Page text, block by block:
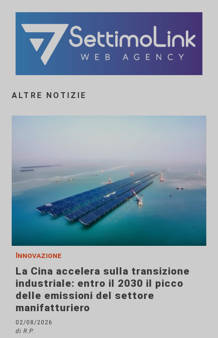
ALTRE NOTIZIE
Innovazione
La Cina accelera sulla transizione
industriale: entro il 2030 il picco
delle emissioni del settore
manifatturiero
02/08/2026
di R.P.